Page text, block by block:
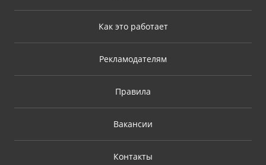
Как это работает
Рекламодателям
Правила
Вакансии
Контакты